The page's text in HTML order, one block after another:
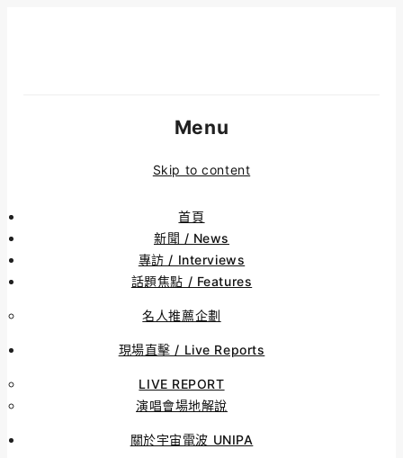
Menu
Skip to content
首頁
新聞 / News
專訪 / Interviews
話題焦點 / Features
名人推薦企劃
現場直擊 / Live Reports
LIVE REPORT
演唱會場地解說
關於宇宙電波 UNIPA